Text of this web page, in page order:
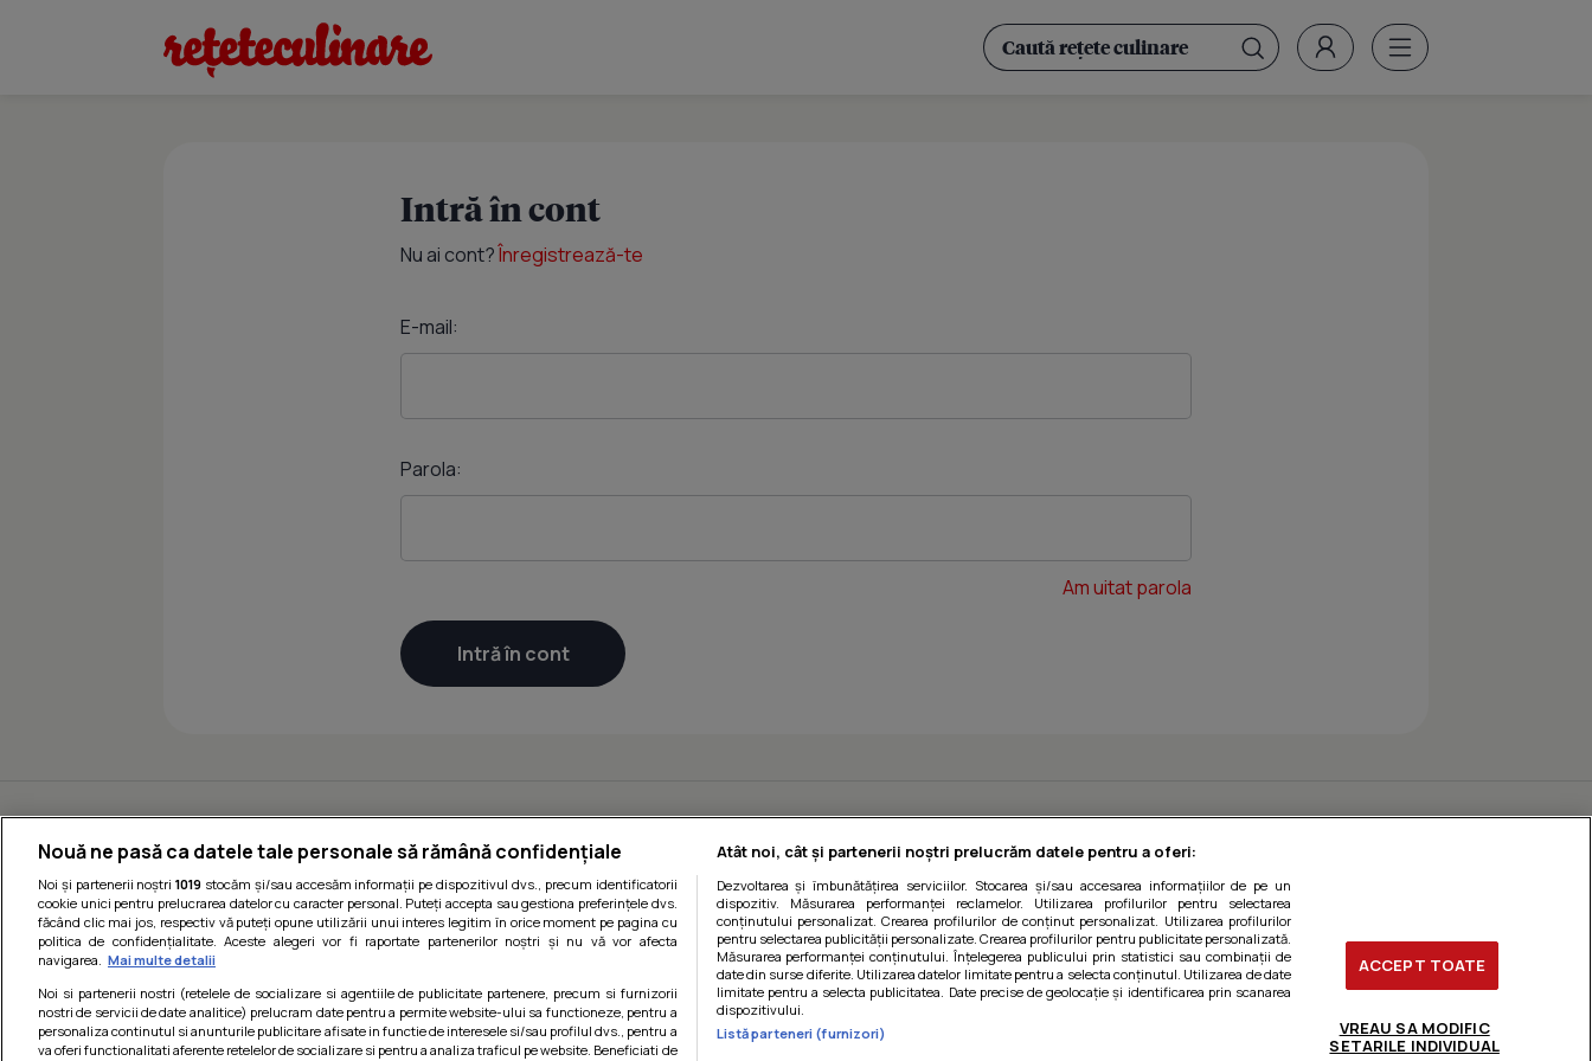
Intră în cont
Nu ai cont?Înregistrează-te
E-mail:
Parola:
Am uitat parola
Nouă ne pasă ca datele tale personale să rămână confidențiale
Noi și partenerii noștri1019 stocăm și/sau accesăm informații pe dispozitivul dvs., precum identificatorii
cookie unici pentru prelucrarea datelor cu caracter personal. Puteți accepta sau gestiona preferințele dvs.
făcând clic mai jos, respectiv vă puteți opune utilizării unui interes legitim în orice moment pe pagina cu
politica de confidențialitate. Aceste alegeri vor fi raportate partenerilor noștri și nu vă vor afecta
navigarea. Mai multe detalii
Noi si partenerii nostri (retelele de socializare si agentiile de publicitate partenere, precum si furnizorii
nostri de servicii de date analitice) prelucram date pentru a permite website-ului sa functioneze, pentru a
personaliza continutul si anunturile publicitare afisate in functie de interesele si/sau profilul dvs., pentru a
va oferi functionalitati aferente retelelor de socializare si pentru a analiza traficul pe website. Beneficiati de
Atât noi, cât și partenerii noștri prelucrăm datele pentru a oferi:
Dezvoltarea și îmbunătățirea serviciilor. Stocarea și/sau accesarea informațiilor de pe un
dispozitiv. Măsurarea performanței reclamelor. Utilizarea profilurilor pentru selectarea
conținutului personalizat. Crearea profilurilor de conținut personalizat. Utilizarea profilurilor
pentru selectarea publicității personalizate. Crearea profilurilor pentru publicitate personalizată.
Măsurarea performanței conținutului. Înțelegerea publicului prin statistici sau combinații de
date din surse diferite. Utilizarea datelor limitate pentru a selecta conținutul. Utilizarea de date
limitate pentru a selecta publicitatea. Date precise de geolocație și identificarea prin scanarea
dispozitivului.
Listă parteneri (furnizori)
ACCEPT TOATE
VREAU SA MODIFIC
SETARILE INDIVIDUAL